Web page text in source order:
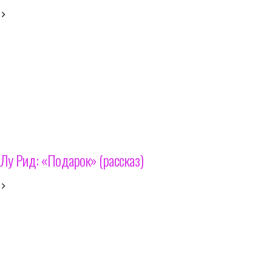
Лу Рид: «Подарок» (рассказ)